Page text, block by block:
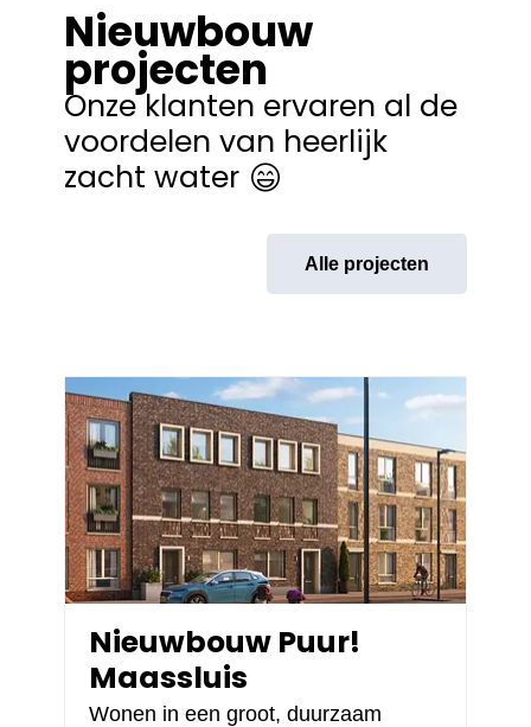
Nieuwbouw
projecten
Onze klanten ervaren al de
voordelen van heerlijk
zacht water
Alle projecten
Nieuwbouw Puur!
Maassluis
Wonen in een groot, duurzaam